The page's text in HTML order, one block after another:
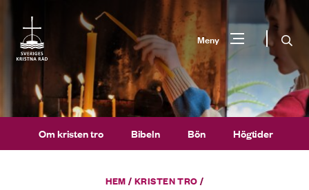
innehåll
Meny Sök
Sök
Om kristen tro Bibeln Bön Högtider
HEM /KRISTEN TRO /